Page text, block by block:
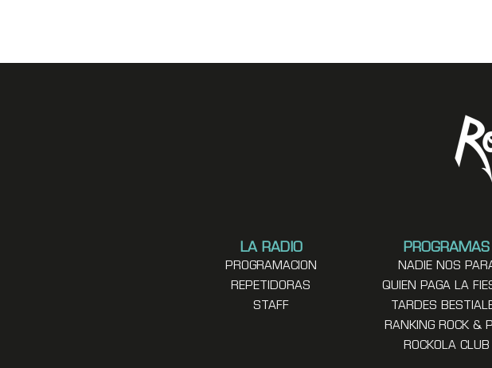
LA RADIO
PROGRAMACION
REPETIDORAS
STAFF
PROGRAMAS
NADIE NOS
QUIEN PAGA LA
TARDES
RANKING ROCK &
ROCKOLA CLUB